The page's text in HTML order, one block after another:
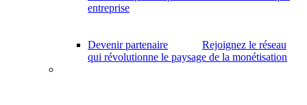
entreprise
Devenir partenaire
Rejoignez le réseau
qui révolutionne le paysage de la monétisation